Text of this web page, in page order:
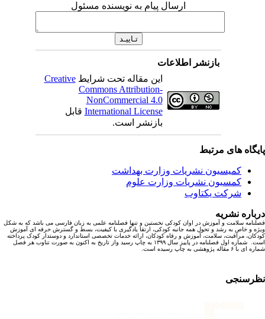
ارسال پیام به نویسنده مسئول
بازنشر اطلاعات
این مقاله تحت شرایطCreative
Commons Attribution-
NonCommercial 4.0
International Licenseقابل
بازنشر است.
های مرتبط
کمیسیون نشریات وزارت بهداشت
کمسیون نشریات وزارت علوم
شرکت یکتاوب
نشریه
سلامت و آموزش در اوان کودکی نخستین و تنها فصلنامه علمی به زبان فارسی می باشد که به شکل
و خاص به رشد و تحول همه جانبه کودکی، ارتقا یادگیری با کیفیت، بسط و گسترش حرفه ای آموزش
مراقبت، سلامت، آموزش و رفاه کودکان، ارائه خدمات تخصصی استاندارد و دوستدار کودک پرداخته
است. شماره اول فصلنامه در پاییز سال ۱۳۹۹ به چاپ رسید واز تاریخ به اکنون به صورت تناوب هر فصل
۶ مقاله پژوهشی به چاپ رسیده است.